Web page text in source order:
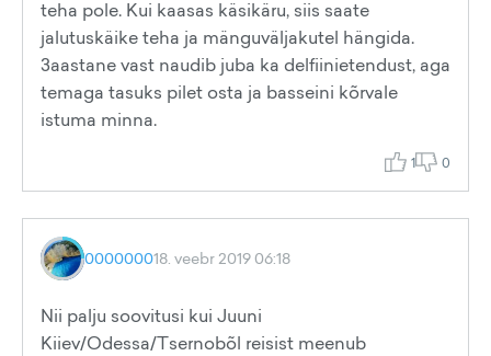
teha pole. Kui kaasas käsikäru, siis saate
jalutuskäike teha ja mänguväljakutel hängida.
3aastane vast naudib juba ka delfiinietendust, aga
temaga tasuks pilet osta ja basseini kõrvale
istuma minna.
1 0
000000018. veebr 2019 06:18
Nii palju soovitusi kui Juuni
Kiiev/Odessa/Tsernobõl reisist meenub